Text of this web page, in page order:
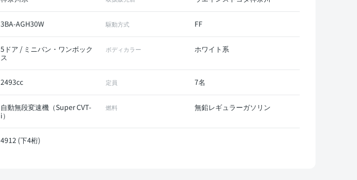
3BA-AGH30W 駆動方式 FF
5ドア / ミニバン・ワンボック
ス
ボディカラー ホワイト系
2493cc 定員 7名
自動無段変速機（Super CVT-
i）
燃料 無鉛レギュラーガソリン
4912 (下4桁)